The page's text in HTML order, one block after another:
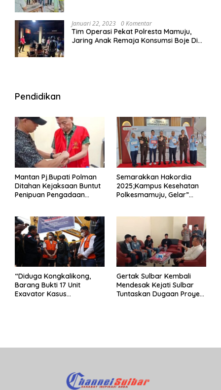
Januari 22, 2023 0 Komentar
Tim Operasi Pekat Polresta Mamuju,
Jaring Anak Remaja Konsumsi Boje Di
Pendidikan
Mantan Pj.Bupati Polman
Ditahan Kejaksaan Buntut
Penipuan Pengadaan
Semarakkan Hakordia
2025;Kampus Kesehatan
Polkesmamuju, Gelar”
“Diduga Kongkalikong,
Barang Bukti 17 Unit
Exavator Kasus
Gertak Sulbar Kembali
Mendesak Kejati Sulbar
Tuntaskan Dugaan Proyek